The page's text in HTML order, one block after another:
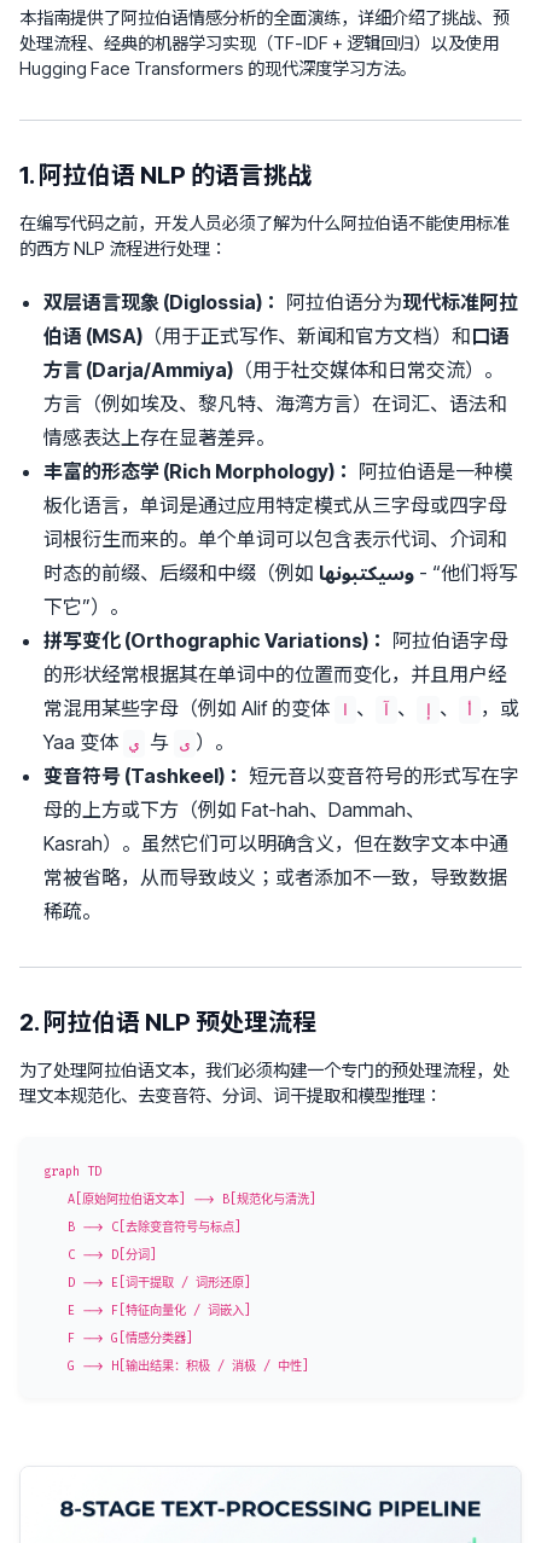
本指南提供了阿拉伯语情感分析的全面演练，详细介绍了挑战、预
处理流程、经典的机器学习实现（TF-IDF + 逻辑回归）以及使用
Hugging Face Transformers 的现代深度学习方法。
1. 阿拉伯语 NLP 的语言挑战
在编写代码之前，开发人员必须了解为什么阿拉伯语不能使用标准
的西方 NLP 流程进行处理：
双层语言现象 (Diglossia)： 阿拉伯语分为现代标准阿拉
伯语 (MSA) （用于正式写作、新闻和官方文档）和口语
方言 (Darja/Ammiya) （用于社交媒体和日常交流）。
方言（例如埃及、黎凡特、海湾方言）在词汇、语法和
情感表达上存在显著差异。
丰富的形态学 (Rich Morphology)： 阿拉伯语是一种模
板化语言，单词是通过应用特定模式从三字母或四字母
词根衍生而来的。单个单词可以包含表示代词、介词和
时态的前缀、后缀和中缀（例如 وسيكتبونها - “他们将写
下它”）。
拼写变化 (Orthographic Variations)： 阿拉伯语字母
的形状经常根据其在单词中的位置而变化，并且用户经
常混用某些字母（例如 Alif 的变体
أ 、 إ 、 آ 、 ا
，或
Yaa 变体 ي 与 ى ）。
变音符号 (Tashkeel)： 短元音以变音符号的形式写在字
母的上方或下方（例如 Fat-hah、Dammah、
Kasrah）。虽然它们可以明确含义，但在数字文本中通
常被省略，从而导致歧义；或者添加不一致，导致数据
稀疏。
2. 阿拉伯语 NLP 预处理流程
为了处理阿拉伯语文本，我们必须构建一个专门的预处理流程，处
理文本规范化、去变音符、分词、词干提取和模型推理：
graph TD